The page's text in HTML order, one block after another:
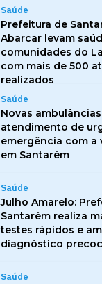
Saúde
Prefeitura de
Abarcar levam
comunidades do
com mais de 500
realizados
Saúde
Novas
atendimento de
emergência com a
em Santarém
Saúde
Julho Amarelo:
Santarém realiza
testes rápidos e
diagnóstico
Saúde